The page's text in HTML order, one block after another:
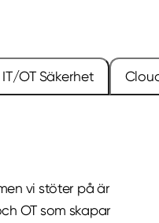
IT/OT Säkerhet
vi stöter på är
OT som skapar